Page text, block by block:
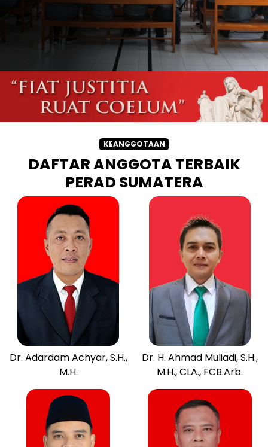
KEANGGOTAAN
DAFTAR ANGGOTA TERBAIK
PERAD SUMATERA
Dr. Adardam Achyar, S.H.,
M.H.
Dr. H. Ahmad Muliadi, S.H.,
M.H., CLA., FCB.Arb.